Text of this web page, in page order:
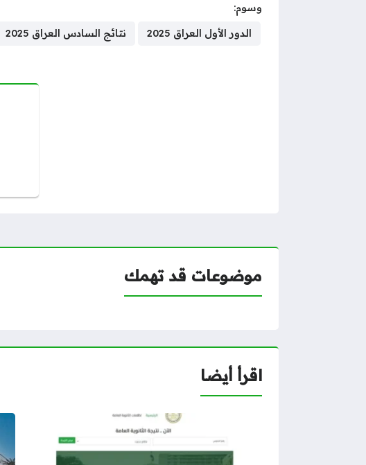
وسوم:
الدور الأول العراق 2025 نتائج السادس العراق 2025
موضوعات قد تهمك
اقرأ أيضا